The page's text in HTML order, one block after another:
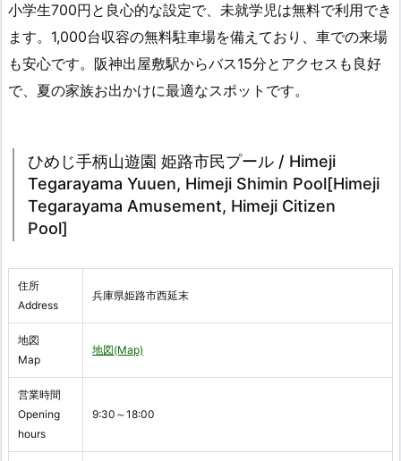
小学生700円と良心的な設定で、未就学児は無料で利用でき
ます。1,000台収容の無料駐車場を備えており、車での来場
も安心です。阪神出屋敷駅からバス15分とアクセスも良好
で、夏の家族お出かけに最適なスポットです。
ひめじ手柄山遊園 姫路市民プール / Himeji
Tegarayama Yuuen, Himeji Shimin Pool[Himeji
Tegarayama Amusement, Himeji Citizen
Pool]
住所
Address
兵庫県姫路市西延末
地図
Map
地図(Map)
営業時間
Opening
hours
9:30～18:00